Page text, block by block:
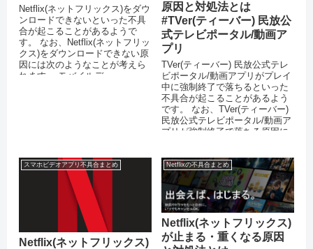
Netflix(ネットフリックス)をダウ
ンロードできないといった不具
合が起こることがあるようで
す。 なお、Netflix(ネットフリッ
クス)をダウンロードできない原
因には次のようなことが考えら
れます。 モバイルデー...
原因と対処法とは
#TVer(ティーバー) 民放公
式テレビポータル/動画ア
プリ
TVer(ティーバー) 民放公式テレ
ビポータル/動画アプリがプレイ
中に強制終了で落ちるといった
不具合が起こることがあるよう
です。 なお、TVer(ティーバー)
民放公式テレビポータル/動画ア
プリが強制終了で落ちる原因に
スマホビデオアプリ不具合まとめ
Netflix(ネットフリックス)
Netflixの不具合まとめ
Netflix(ネットフリックス)
が止まる・重くなる原因